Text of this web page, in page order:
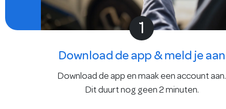
1
Download de app & meld je aan
Download de app en maak een account aan.
Dit duurt nog geen 2 minuten.